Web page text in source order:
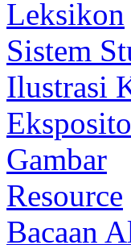
Leksikon
Sistem
Ilustrasi
Gambar
Resource
Bacaan